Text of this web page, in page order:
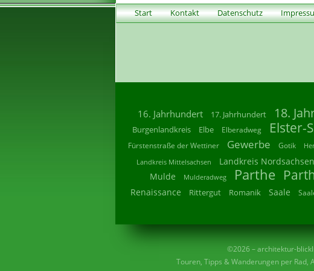
Start Kontakt Datenschutz
16. Jahrhundert 17. Jahrhundert 18.
Burgenlandkreis Elbe Elberadweg Elster-
Fürstenstraße der Wettiner Gewerbe Gotik
Landkreis Mittelsachsen Landkreis Nordsachsen
Mulde Mulderadweg Parthe
Renaissance Rittergut Romanik Saale
©2026 – architektur-
Touren, Tipps & Wanderungen per Rad,